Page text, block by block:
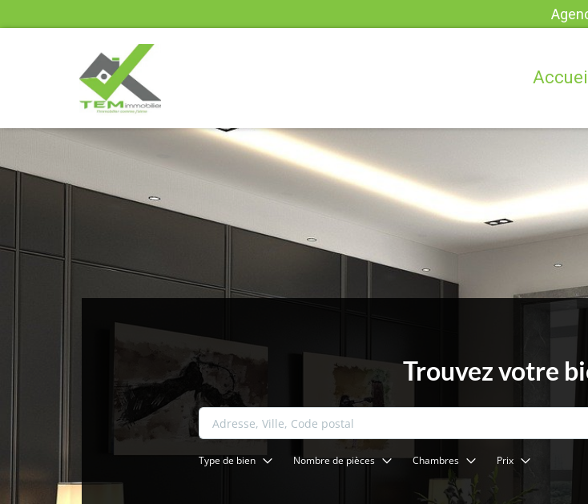
Accueil
Trouvez votre
Type de bien Nombre de pièces Chambres Prix